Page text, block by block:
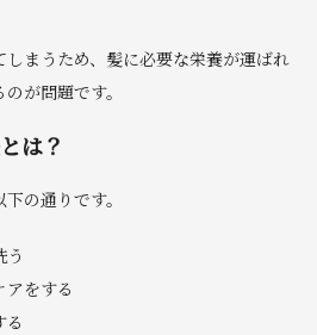
まうため、髪に必要な栄養が運ばれ
が問題です。
は？
の通りです。
う
アをする
る